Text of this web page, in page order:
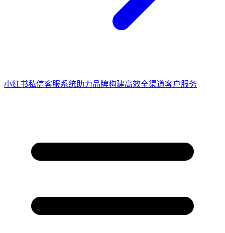
小红书私信客服系统助力品牌构建高效全渠道客户服务